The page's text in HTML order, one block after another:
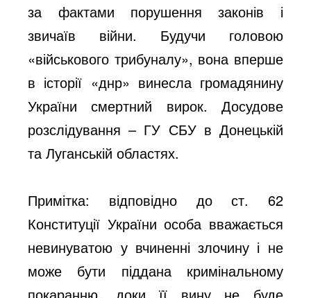
за фактами порушення законів і
звичаїв війни. Будучи головою
«військового трибуналу», вона вперше
в історії «днр» винесла громадянину
України смертний вирок. Досудове
розслідування – ГУ СБУ в Донецькій
та Луганській областях.
Примітка: відповідно до ст. 62
Конституції України особа вважається
невинуватою у вчиненні злочину і не
може бути піддана кримінальному